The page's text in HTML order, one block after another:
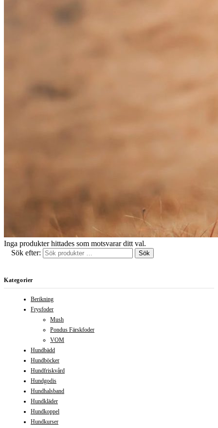
Inga produkter hittades som motsvarar ditt val.
Sök efter:
Sök
Kategorier
Berikning
Frysfoder
Mush
Pondus Färskfoder
VOM
Hundbädd
Hundböcker
Hundfriskvård
Hundgodis
Hundhalsband
Hundkläder
Hundkoppel
Hundkurser